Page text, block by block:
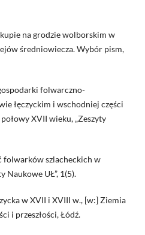
na grodzie wolborskim w
średniowiecza. Wybór pism,
folwarczno-
łęczyckim i wschodniej części
XVII wieku, „Zeszyty
folwarków szlacheckich w
Naukowe UŁ”, 1(5).
w XVII i XVIII w., [w:] Ziemia
i przeszłości, Łódź.